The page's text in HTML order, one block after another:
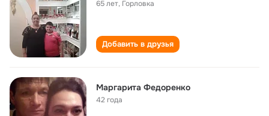
65 лет, Горловка
Добавить в друзья
Маргарита Федоренко
42 года